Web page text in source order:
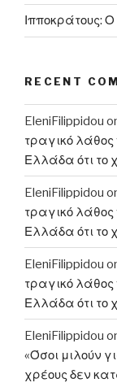
Ιπποκράτους: Ο
RECENT
EleniFilippidou
τραγικό λάθος
Ελλάδα ότι το
EleniFilippidou
τραγικό λάθος
Ελλάδα ότι το
EleniFilippidou
τραγικό λάθος
Ελλάδα ότι το
EleniFilippidou
«Όσοι μιλούν
χρέους δεν